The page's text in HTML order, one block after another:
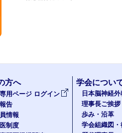
方へ
用ページ ログイン
告
情報
制度
学会につい
日本脳神経
理事長ご挨拶
歩み・沿革
学会組織図